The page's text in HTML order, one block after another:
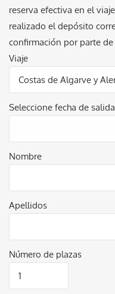
reserva efectiva en el
realizado el depósito
confirmación por parte de
Viaje
Seleccione fecha de
Nombre
Apellidos
Número de plazas